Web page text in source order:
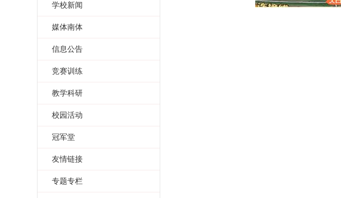
学校新闻
媒体南体
信息公告
竞赛训练
教学科研
校园活动
冠军堂
友情链接
专题专栏